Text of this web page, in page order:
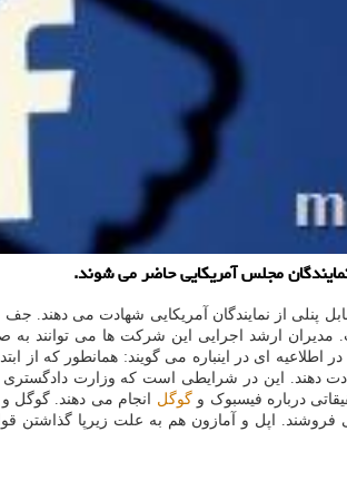
رویترز، مدیران ارشد اجرایی آمازون، اپل، آلفابت و فیسبوک روز ۲۷ جولای (۶ مردادماه) در مقابل
مدیران ارشد اجرایی این شرکت ها می
ای در اینباره می گویند: همانطور که از
قانونگذاران کنگره آمریکا شهادت دهند. این در شرایطی است که
درباره فیسبوک وگوگل انجام می دهند. گوگل و
اپل و آمازون هم به علت زیرپا گذاشتن